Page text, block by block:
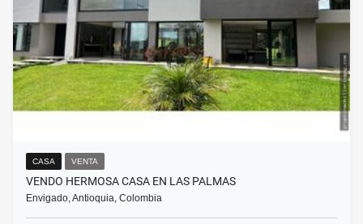
CASA VENTA
VENDO HERMOSA CASA EN LAS PALMAS
Envigado, Antioquia, Colombia